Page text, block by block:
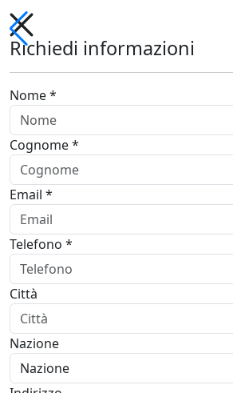
Richiedi informazioni
Nome *
Cognome *
Email *
Telefono *
Città
Nazione